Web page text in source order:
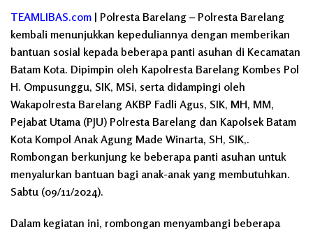
TEAMLIBAS.com | Polresta Barelang – Polresta Barelang
kembali menunjukkan kepeduliannya dengan memberikan
bantuan sosial kepada beberapa panti asuhan di Kecamatan
Batam Kota. Dipimpin oleh Kapolresta Barelang Kombes Pol
H. Ompusunggu, SIK, MSi, serta didampingi oleh
Wakapolresta Barelang AKBP Fadli Agus, SIK, MH, MM,
Pejabat Utama (PJU) Polresta Barelang dan Kapolsek Batam
Kota Kompol Anak Agung Made Winarta, SH, SIK,.
Rombongan berkunjung ke beberapa panti asuhan untuk
menyalurkan bantuan bagi anak-anak yang membutuhkan.
Sabtu (09/11/2024).
Dalam kegiatan ini, rombongan menyambangi beberapa